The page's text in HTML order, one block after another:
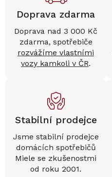
Doprava zdarma
Doprava nad 3 000 Kč
zdarma, spotřebiče
rozvážíme vlastními
vozy kamkoli v ČR.
Stabilní prodejce
Jsme stabilní prodejce
domácích spotřebičů
Miele se zkušenostmi
od roku 2001.